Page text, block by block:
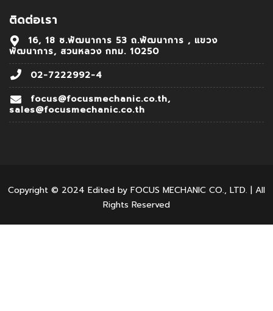
ติดต่อเรา
16, 18 ซ.พัฒนาการ 53 ถ.พัฒนาการ , แขวง
พัฒนาการ, สวนหลวง กทม. 10250
02-7222992-4
focus@focusmechanic.co.th,
sales@focusmechanic.co.th
Copyright © 2024 Edited by FOCUS MECHANIC CO., LTD. | All
Rights Reserved